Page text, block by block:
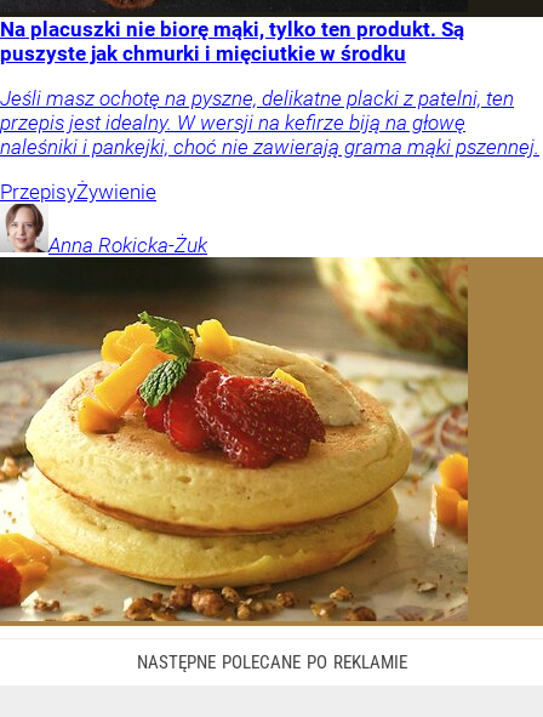
Na placuszki nie biorę mąki, tylko ten produkt. Są
puszyste jak chmurki i mięciutkie w środku
Jeśli masz ochotę na pyszne, delikatne placki z patelni, ten
przepis jest idealny. W wersji na kefirze biją na głowę
naleśniki i pankejki, choć nie zawierają grama mąki pszennej.
PrzepisyŻywienie
Anna Rokicka-Żuk